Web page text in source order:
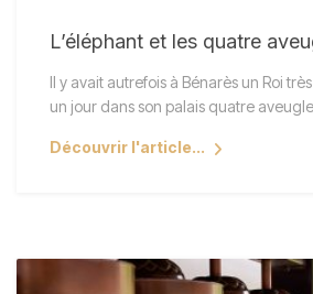
L’éléphant et les quatre
Il y avait autrefois à Bénarès un Roi
un jour dans son palais quatre
Découvrir l'article...